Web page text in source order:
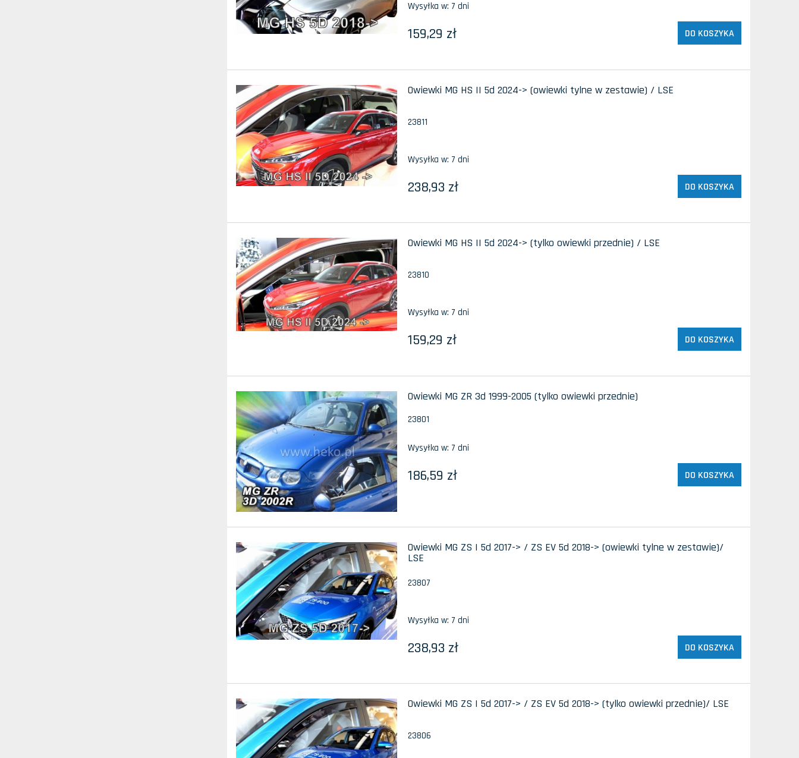
Wysyłka w: 7 dni
159,29 zł DO KOSZYKA
Owiewki MG HS II 5d 2024-> (owiewki tylne w zestawie) / LSE
23811
Wysyłka w: 7 dni
238,93 zł DO KOSZYKA
Owiewki MG HS II 5d 2024-> (tylko owiewki przednie) / LSE
23810
Wysyłka w: 7 dni
159,29 zł DO KOSZYKA
Owiewki MG ZR 3d 1999-2005 (tylko owiewki przednie)
23801
Wysyłka w: 7 dni
186,59 zł DO KOSZYKA
Owiewki MG ZS I 5d 2017-> / ZS EV 5d 2018-> (owiewki tylne w zestawie)/
LSE
23807
Wysyłka w: 7 dni
238,93 zł DO KOSZYKA
Owiewki MG ZS I 5d 2017-> / ZS EV 5d 2018-> (tylko owiewki przednie)/ LSE
23806